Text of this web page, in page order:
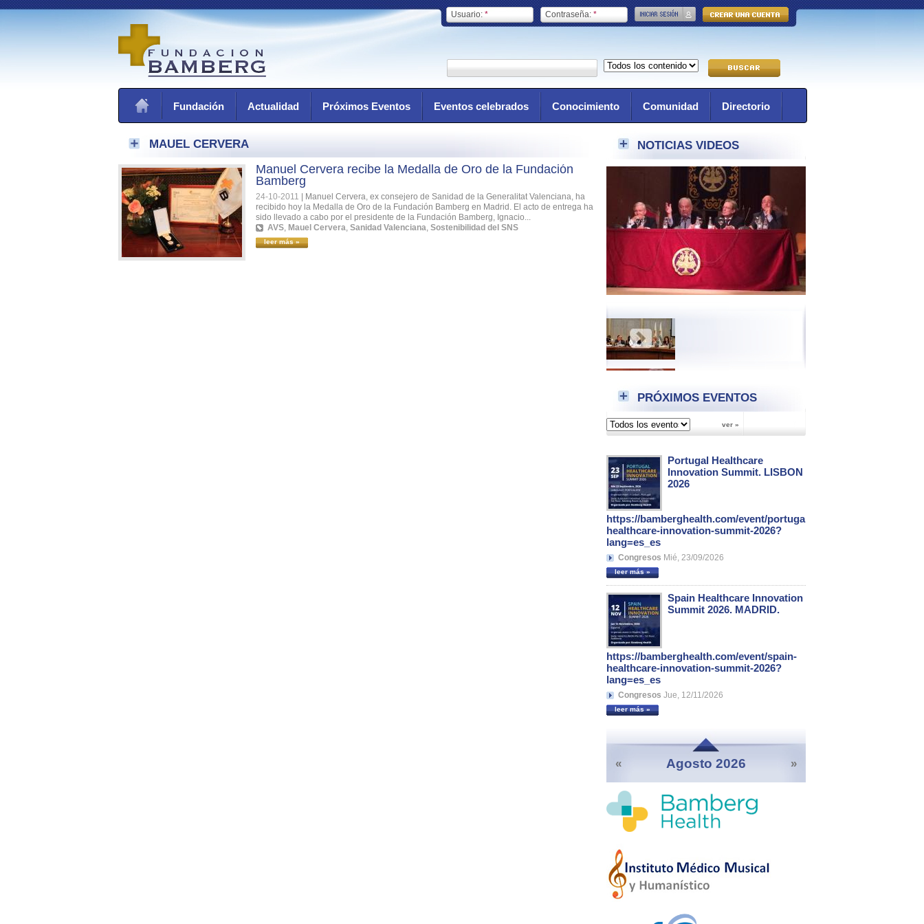
Usuario: * Contraseña: *
Fundación Actualidad Próximos Eventos Eventos celebrados Conocimiento Comunidad Directorio
NOTICIAS VIDEOS
PRÓXIMOS EVENTOS
Portugal Healthcare
Innovation Summit. LISBON
2026
https://bamberghealth.com/event/portugal-
healthcare-innovation-summit-2026?
lang=es_es
Congresos Mié, 23/09/2026
leer más »
Spain Healthcare Innovation
Summit 2026. MADRID.
https://bamberghealth.com/event/spain-
healthcare-innovation-summit-2026?
lang=es_es
Congresos Jue, 12/11/2026
leer más »
« Agosto 2026 »
MAUEL CERVERA
Manuel Cervera recibe la Medalla de Oro de la Fundación
Bamberg
24-10-2011
Manuel Cervera, ex consejero de Sanidad de la Generalitat Valenciana, ha
recibido hoy la Medalla de Oro de la Fundación Bamberg en Madrid. El acto de entrega ha
sido llevado a cabo por el presidente de la Fundación Bamberg, Ignacio...
AVS, Mauel Cervera, Sanidad Valenciana, Sostenibilidad del SNS
leer más »